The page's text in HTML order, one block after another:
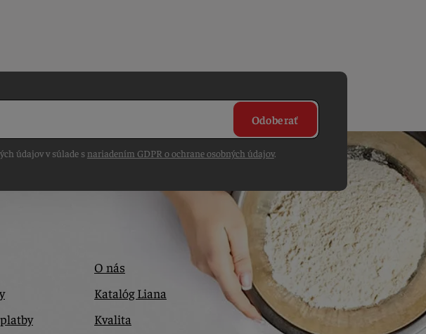
Odoberať
údajov v súlade snariadením GDPR o ochrane osobných údajov.
O nás
Katalóg Liana
Kvalita